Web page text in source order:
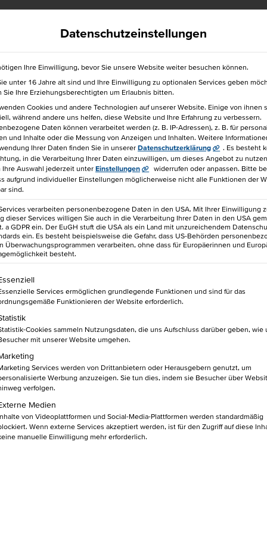
040 36138 777 hkbis@hkbis.de
einen Freund!
FÜR UNTERNEHMEN
€ IHK-Seminar
in den
BLICK
Zukunftstechnologie
in den meisten Unternehmen zunehmend an
geht, scheint kein Weg mehr am Einsatz von KI-
Intelligenz in unserer Wirtschaft als (eine) entscheidende
Anteil der Unternehmen, die KI-Anwendungen einsetzen oder
Datenschutzeinstellungen
Ihre Einwilligung, bevor Sie unsere Website weiter besuchen können.
unter 16 Jahre alt sind und Ihre Einwilligung zu optionalen Services geben
Sie Ihre Erziehungsberechtigten um Erlaubnis bitten.
Cookies und andere Technologien auf unserer Website. Einige von ihnen
während andere uns helfen, diese Website und Ihre Erfahrung zu verbessern.
Daten können verarbeitet werden (z. B. IP-Adressen), z. B. für
und Inhalte oder die Messung von Anzeigen und Inhalten. Weitere
Ihrer Daten finden Sie in unserer Datenschutzerklärung . Es besteht
in die Verarbeitung Ihrer Daten einzuwilligen, um dieses Angebot zu
Ihre Auswahl jederzeit unter Einstellungen widerrufen oder anpassen. Bitte
aufgrund individueller Einstellungen möglicherweise nicht alle Funktionen der
sind.
verarbeiten personenbezogene Daten in den USA. Mit Ihrer Einwilligung
dieser Services willigen Sie auch in die Verarbeitung Ihrer Daten in den USA
a GDPR ein. Der EuGH stuft die USA als ein Land mit unzureichendem
ein. Es besteht beispielsweise die Gefahr, dass US-Behörden
Überwachungsprogrammen verarbeiten, ohne dass für Europäerinnen und
besteht.
eine Liste der Service-Gruppen, für die eine Einwilligung
Services ermöglichen grundlegende Funktionen und sind für das
Funktionieren der Website erforderlich.
Cookies sammeln Nutzungsdaten, die uns Aufschluss darüber geben, wie
mit unserer Website umgehen.
Services werden von Drittanbietern oder Herausgebern genutzt, um
Werbung anzuzeigen. Sie tun dies, indem sie Besucher über
verfolgen.
Medien
von Videoplattformen und Social-Media-Plattformen werden standardmäßig
Wenn externe Services akzeptiert werden, ist für den Zugriff auf diese
manuelle Einwilligung mehr erforderlich.